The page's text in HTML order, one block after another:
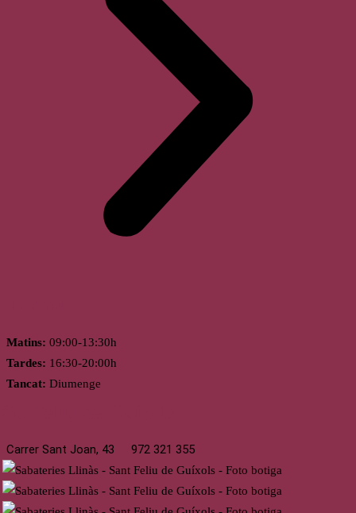
Matins: 09:00-13:30h
Tardes: 16:30-20:00h
Tancat: Diumenge
Carrer Sant Joan, 43 972 321 355